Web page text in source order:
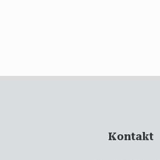
Kontakt